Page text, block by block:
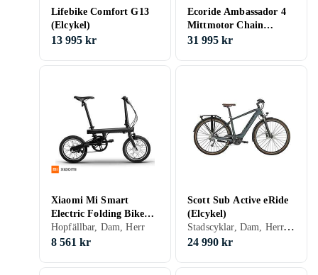
Lifebike Comfort G13
(Elcykel)
13 995 kr
Ecoride Ambassador 4
Mittmotor Chain
(Electric)
31 995 kr
Xiaomi Mi Smart
Electric Folding Bike
(Elcykel)
Hopfällbar, Dam, Herr
8 561 kr
Scott Sub Active eRide
(Elcykel)
Stadscyklar, Dam, Herr, Mittmonterad, 400 Wh
24 990 kr